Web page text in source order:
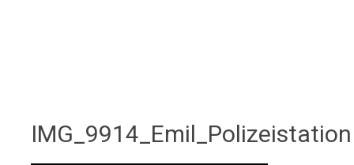
IMG_9914_Emil_Polizeistation